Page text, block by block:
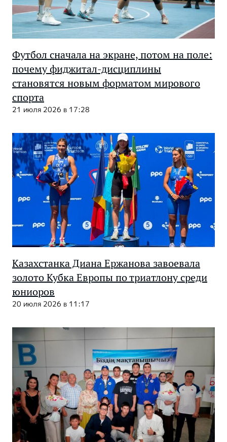
Футбол сначала на экране, потом на поле:
почему фиджитал-дисциплины
становятся новым форматом мирового
спорта
21 июля 2026 в 17:28
Казахстанка Диана Ержанова завоевала
золото Кубка Европы по триатлону среди
юниоров
20 июля 2026 в 11:17